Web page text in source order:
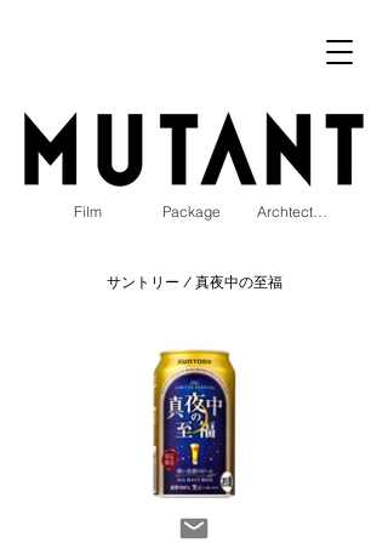
Film Package
サントリー / 真夜中の至福